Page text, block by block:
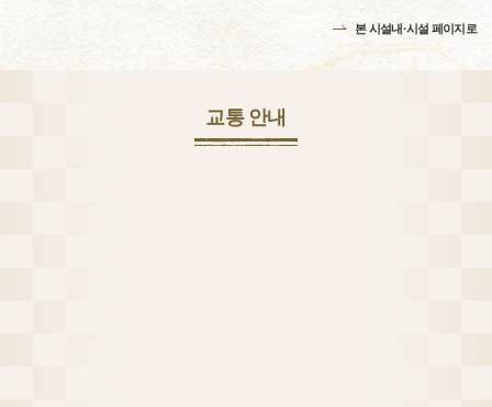
본 시설내·시설 페이지로
교통 안내